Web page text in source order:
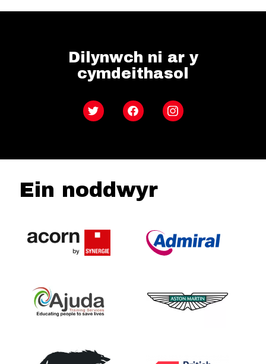
Dilynwch ni ar y
cymdeithasol
Twitter FacebookInstagram
Ein noddwyr